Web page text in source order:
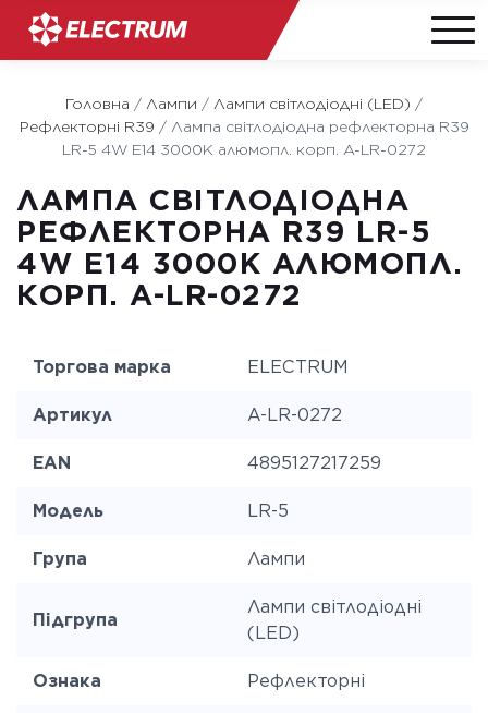
content
Головна / Лампи / Лампи світлодіодні (LED) /
Рефлекторні R39 / Лампа світлодіодна рефлекторна R39
LR-5 4W E14 3000K алюмопл. корп. A-LR-0272
ЛАМПА СВІТЛОДІОДНА
РЕФЛЕКТОРНА R39 LR-5
4W E14 3000K АЛЮМОПЛ.
КОРП. A-LR-0272
Торгова марка ELECTRUM
Артикул A-LR-0272
EAN 4895127217259
Модель LR-5
Група Лампи
Підгрупа
Лампи світлодіодні
(LED)
Ознака Рефлекторні